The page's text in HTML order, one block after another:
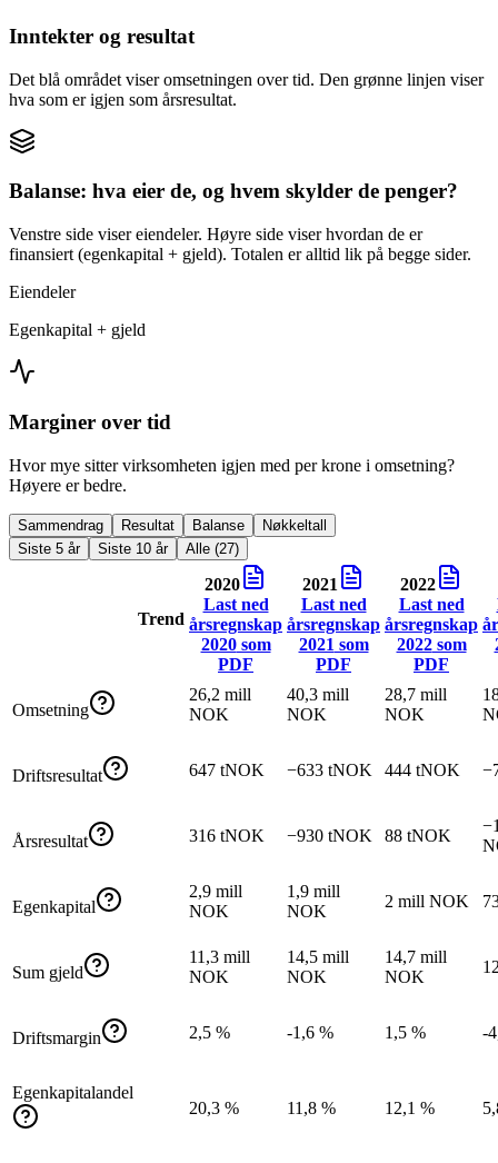
Inntekter og resultat
Det blå området viser omsetningen over tid. Den grønne linjen viser
hva som er igjen som årsresultat.
Balanse: hva eier de, og hvem skylder de penger?
Venstre side viser eiendeler. Høyre side viser hvordan de er
finansiert (egenkapital + gjeld). Totalen er alltid lik på begge sider.
Eiendeler
Egenkapital + gjeld
Marginer over tid
Hvor mye sitter virksomheten igjen med per krone i omsetning?
Høyere er bedre.
Sammendrag Resultat Balanse
Nøkkeltall
Siste 5 år
Siste 10 år Alle (27)
Trend
2020
Last ned
årsregnskap
2020som
PDF
2021
Last ned
årsregnskap
2021 som
PDF
2022
Last ned
årsregnskap
2022som
PDF
Omsetning
26,2 mill
NOK
40,3 mill
NOK
28,7 mill
NOK
Driftsresultat 647 tNOK −633 tNOK 444 tNOK
Årsresultat 316 tNOK −930 tNOK 88 tNOK
Egenkapital
2,9 mill
NOK
1,9 mill
NOK
2 mill NOK
Sum gjeld
11,3 mill
NOK
14,5 mill
NOK
14,7 mill
NOK
Driftsmargin 2,5 % -1,6 % 1,5 % -
Egenkapitalandel
20,3 %
11,8 % 12,1 %